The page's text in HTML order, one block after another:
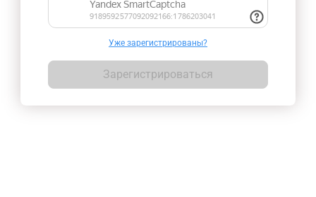
Уже зарегистрированы?
Зарегистрироваться